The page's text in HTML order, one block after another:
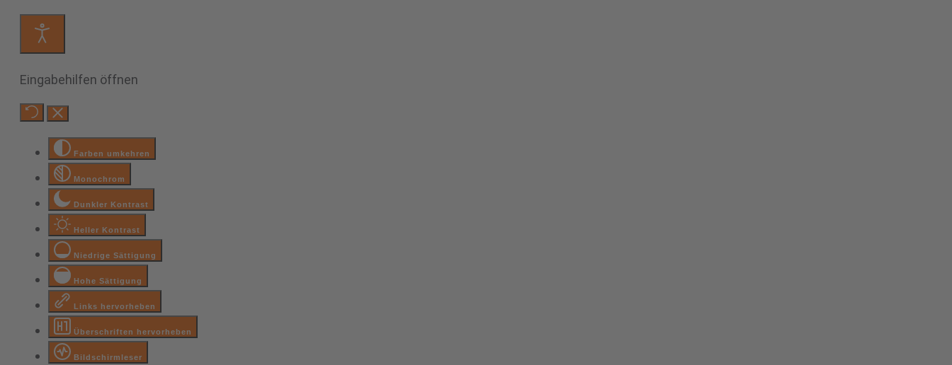
Eingabehilfen öffnen
Farben umkehren
Monochrom
Dunkler Kontrast
Heller Kontrast
Niedrige Sättigung
Hohe Sättigung
Links hervorheben
Überschriften hervorheben
Bildschirmleser